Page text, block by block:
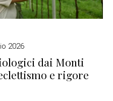
2026
dai Monti
e rigore